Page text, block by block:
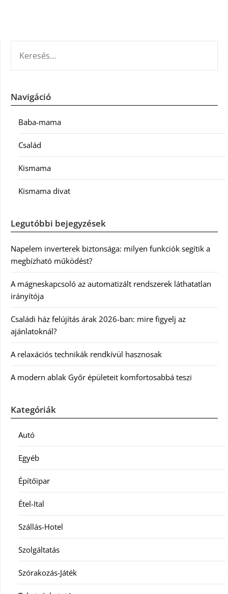
Navigáció
Baba-mama
Család
Kismama
Kismama divat
Legutóbbi bejegyzések
Napelem inverterek biztonsága: milyen funkciók segítik a
megbízható működést?
A mágneskapcsoló az automatizált rendszerek láthatatlan
irányítója
Családi ház felújítás árak 2026-ban: mire figyelj az
ajánlatoknál?
A relaxációs technikák rendkívül hasznosak
A modern ablak Győr épületeit komfortosabbá teszi
Kategóriák
Autó
Egyéb
Építőipar
Étel-Ital
Szállás-Hotel
Szolgáltatás
Szórakozás-Játék